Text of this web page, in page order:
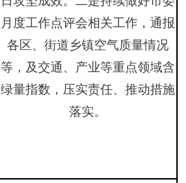
月度工作点评会相关工作，通报
各区、街道乡镇空气质量情况
等，及交通、产业等重点领域含
绿量指数，压实责任、推动措施
落实。